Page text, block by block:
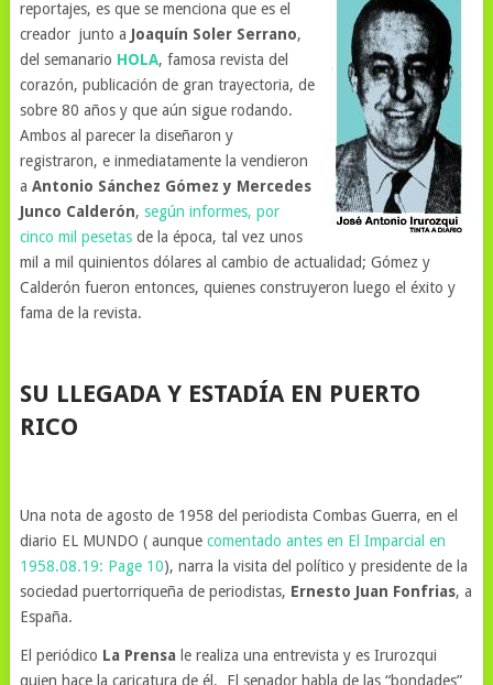
reportajes, es que se menciona que es el
creador junto a Joaquín Soler Serrano,
del semanario HOLA, famosa revista del
corazón, publicación de gran trayectoria, de
sobre 80 años y que aún sigue rodando.
Ambos al parecer la diseñaron y
registraron, e inmediatamente la vendieron
a Antonio Sánchez Gómez y Mercedes
Junco Calderón, según informes, por
cinco mil pesetasde la época, tal vez unos
mil a mil quinientos dólares al cambio de actualidad; Gómez y
Calderón fueron entonces, quienes construyeron luego el éxito y
fama de la revista.
SU LLEGADA Y ESTADÍA EN PUERTO
RICO
Una nota de agosto de 1958 del periodista Combas Guerra, en el
diario EL MUNDO ( aunque comentado antes en El Imparcial en
1958.08.19: Page 10), narra la visita del político y presidente de la
sociedad puertorriqueña de periodistas, Ernesto Juan Fonfrias, a
España.
El periódico La Prensa le realiza una entrevista y es Irurozqui
quien hace la caricatura de él. El senador habla de las “bondades”